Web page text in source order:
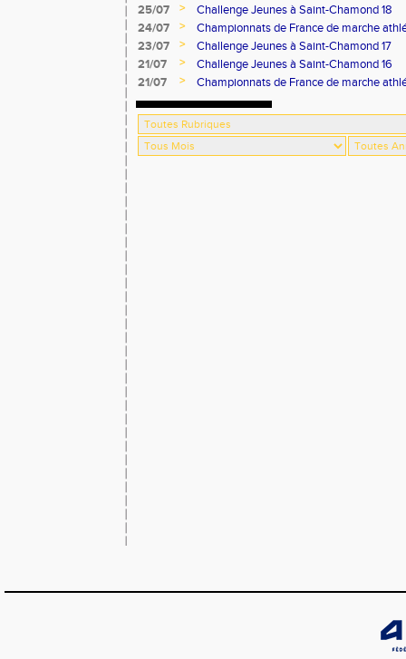
25/07
>
Challenge Jeunes à Saint-Chamond 18
24/07
>
Championnats de France de marche
23/07
>
Challenge Jeunes à Saint-Chamond 17
21/07
>
Challenge Jeunes à Saint-Chamond 16
21/07
> Championnats de France de marche